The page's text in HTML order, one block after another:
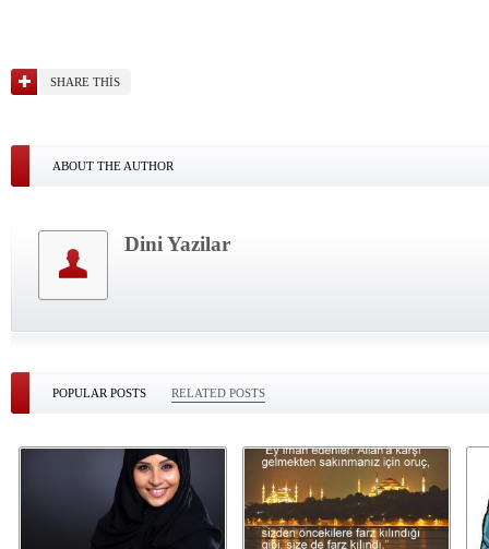
SHARE THIS
ABOUT THE AUTHOR
Dini Yazilar
POPULAR POSTS RELATED POSTS